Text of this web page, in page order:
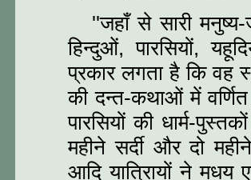
''जहाँ से सारी
हिन्दुओं, पारसियों,
प्रकार लगता है कि वह
की दन्त-कथाओं में वर्णित
पारसियों की धार्म-
महीने सर्दी और दो
आदि यात्रिायों ने